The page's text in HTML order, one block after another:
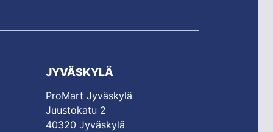
JYVÄSKYLÄ
ProMart Jyväskylä
Juustokatu 2
40320 Jyväskylä